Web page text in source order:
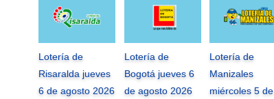
Lotería de
Risaralda jueves
6 de agosto 2026
Lotería de
Bogotá jueves 6
de agosto 2026
Lotería de
Manizales
miércoles 5 de